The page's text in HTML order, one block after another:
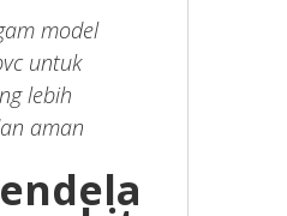
model
untuk
lebih
aman